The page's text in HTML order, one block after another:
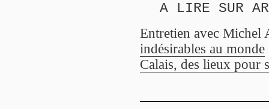
A LIRE SUR
Entretien avec
indésirables au monde
Calais, des lieux pour